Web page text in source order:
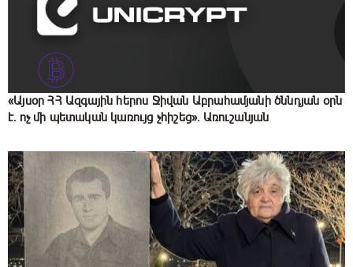
«Այսօր ՀՀ Ազգային հերոս Ջիվան Աբրահամյանի ծննդյան օրն
է. ոչ մի պետական կառույց չհիշեց». Առուշանյան